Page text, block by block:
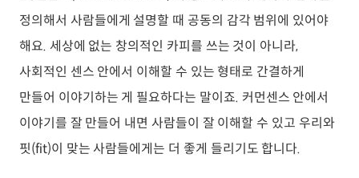
정의해서 사람들에게 설명할 때 공동의 감각 범위에 있어야
해요. 세상에 없는 창의적인 카피를 쓰는 것이 아니라,
사회적인 센스 안에서 이해할 수 있는 형태로 간결하게
만들어 이야기하는 게 필요하다는 말이죠. 커먼센스 안에서
이야기를 잘 만들어 내면 사람들이 잘 이해할 수 있고 우리와
핏(fit)이 맞는 사람들에게는 더 좋게 들리기도 합니다.